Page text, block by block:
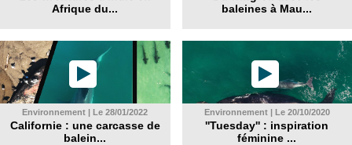
Afrique du...
baleines à Mau...
Environnement | Le 28/01/2022
Californie : une carcasse de
balein...
Environnement | Le 20/10/2020
''Tuesday'' : inspiration
féminine ...